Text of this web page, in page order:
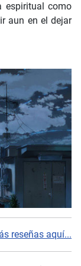
espiritual como
aun en el dejar
reseñas aquí...